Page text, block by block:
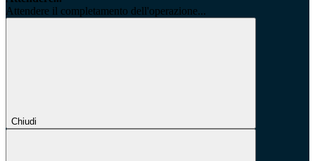
Attendere il completamento dell'operazione...
Chiudi